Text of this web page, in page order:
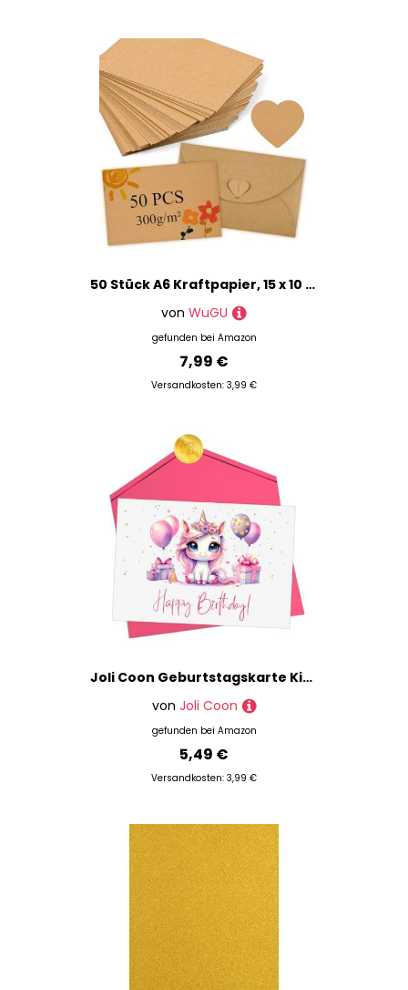
50 Stück A6 Kraftpapier, 15 x 10 Kraftpapier Karten mit 5 Braune Kraftumschläge, 300 g/m² Postkarten Blanko, Blanko Karteikarten,DIY Kreative Bastelprojekte für Drucken, Einladungen, Grußkarten
von WuGU
gefunden bei Amazon
7,99 €
Versandkosten: 3,99 €
Joli Coon Geburtstagskarte Kinder Mädchen - Premium Happy Birthday Geburtstagskarten für Kinder - Klappkarte mit Kuvert und goldenen Siegelsticker
von Joli Coon
gefunden bei Amazon
5,49 €
Versandkosten: 3,99 €